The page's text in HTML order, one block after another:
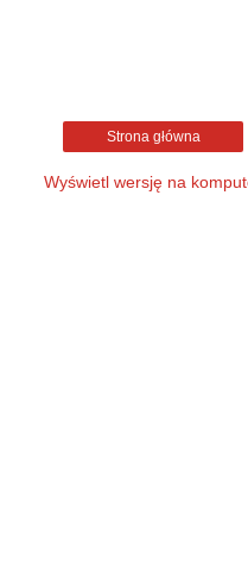
Strona główna
Wyświetl wersję na